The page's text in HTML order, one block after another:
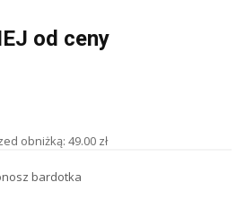
od ceny
obniżką: 49.00 zł
bardotka